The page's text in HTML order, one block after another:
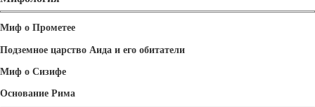
Миф о Прометее
Подземное царство Аида и его обитатели
Миф о Сизифе
Основание Рима